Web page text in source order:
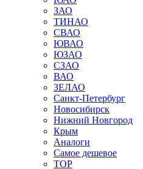
ЗАО
ТИНАО
СВАО
ЮВАО
ЮЗАО
СЗАО
ВАО
ЗЕЛАО
Санкт-Петербург
Новосибирск
Нижний Новгород
Крым
Аналоги
Самое дешевое
TOP